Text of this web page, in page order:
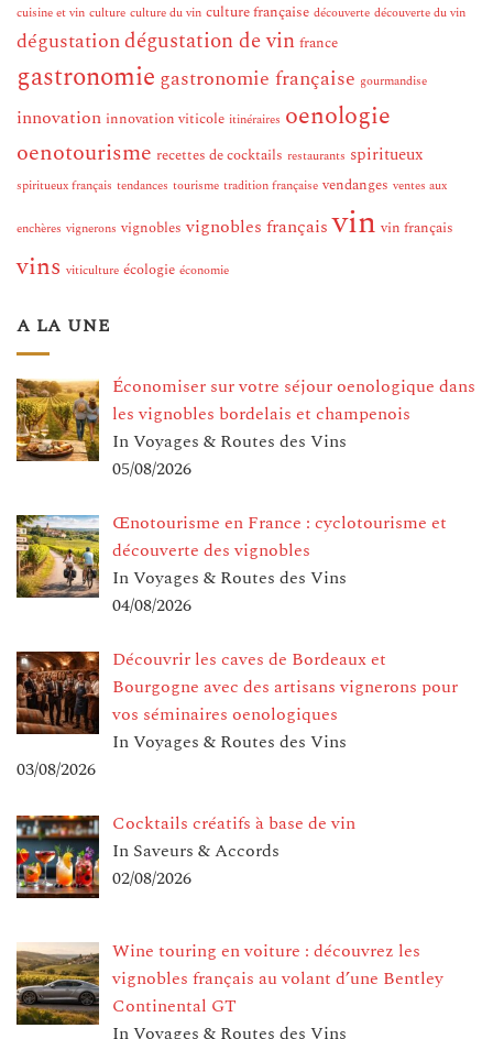
cuisine et vin culture culture du vin culture française découverte découverte du vin
dégustationdégustation de vin france
gastronomie gastronomie française gourmandise
innovation innovation viticole itinéraires oenologie
oenotourisme recettes de cocktails restaurants spiritueux
spiritueux français tendances tourisme tradition française vendanges ventes aux
enchères vignerons vignobles vignobles français vin vin français
vins viticulture écologie économie
A LA UNE
Économiser sur votre séjour oenologique dans
les vignobles bordelais et champenois
In Voyages & Routes des Vins
05/08/2026
Œnotourisme en France : cyclotourisme et
découverte des vignobles
In Voyages & Routes des Vins
04/08/2026
Découvrir les caves de Bordeaux et
Bourgogne avec des artisans vignerons pour
vos séminaires oenologiques
In Voyages & Routes des Vins
03/08/2026
Cocktails créatifs à base de vin
In Saveurs & Accords
02/08/2026
Wine touring en voiture : découvrez les
vignobles français au volant d’une Bentley
Continental GT
In Voyages & Routes des Vins